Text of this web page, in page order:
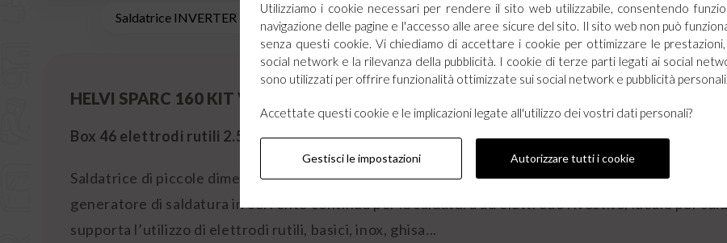
Saldatrice INVERTER MMA (a elettrodo) Saldatrice INVERTER (MMA) Fai da Te
HELVI SPARC 160 KIT VALIGETTA IN CARTONE
Box 46 elettrodi rutili 2.5mm INE in OMAGGIO
Saldatrice di piccole dimensioni, facilmente trasportabile e maneggevole con un pannello di
generatore di saldatura in corrente continua per la saldatura ad elettrodo rivestito, ideale per
supporta l’utilizzo di elettrodi rutili, basici, inox, ghisa...
Utilizziamo i cookie necessari per rendere il sito web utilizzabile, consentendo
navigazione delle pagine e l'accesso alle aree sicure del sito. Il sito web non può
senza questi cookie. Vi chiediamo di accettare i cookie per ottimizzare le
social network e la rilevanza della pubblicità. I cookie di terze parti legati ai social
sono utilizzati per offrire funzionalità ottimizzate sui social network e pubblicità
Accettate questi cookie e le implicazioni legate all'utilizzo dei vostri dati personali?
Gestisci le impostazioni Autorizzare tutti i cookie